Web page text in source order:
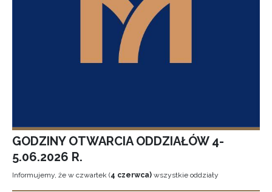
GODZINY OTWARCIA ODDZIAŁÓW 4-
5.06.2026 R.
Informujemy, że w czwartek (4 czerwca) wszystkie oddziały